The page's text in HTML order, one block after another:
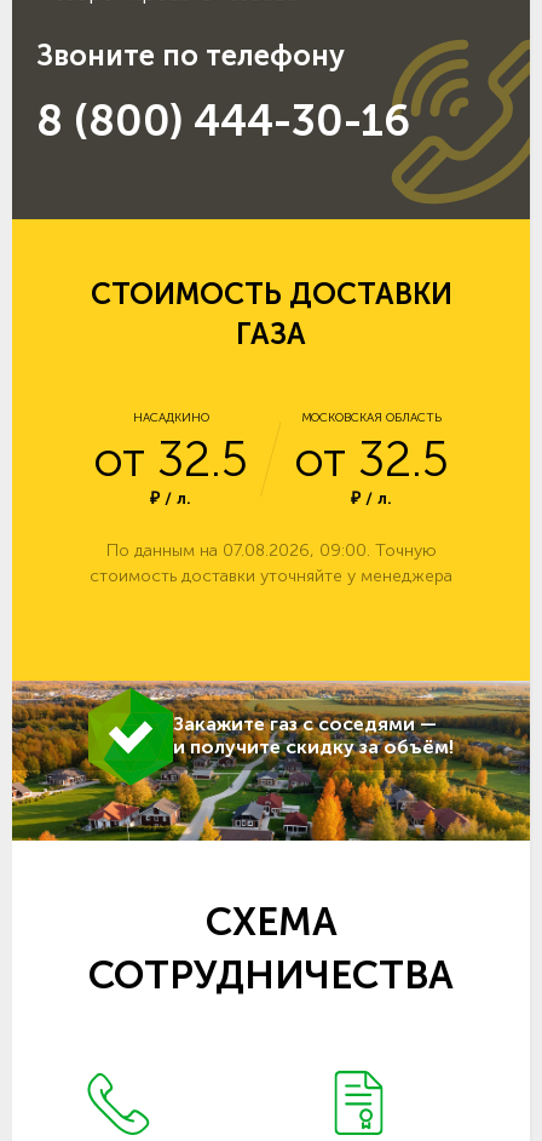
Звоните по телефону
8 (800) 444-30-16
СТОИМОСТЬ ДОСТАВКИ
ГАЗА
НАСАДКИНО
от 32.5
₽ / л.
МОСКОВСКАЯ ОБЛАСТЬ
от 32.5
₽ / л.
По данным на 07.08.2026, 09:00. Точную
стоимость доставки уточняйте у менеджера
Закажите газ с соседями —
и получите скидку за объём!
СХЕМА
СОТРУДНИЧЕСТВА